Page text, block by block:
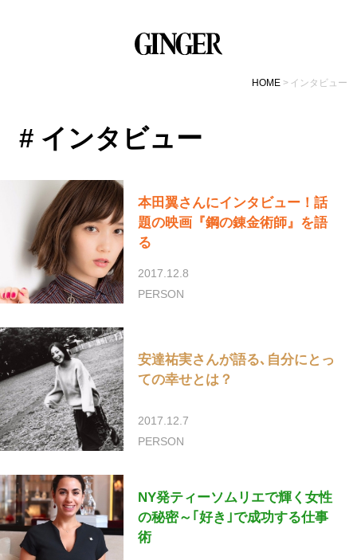
HOME インタビュー
# インタビュー
本田翼さんにインタビュー！話
題の映画『鋼の錬金術師』を語
る
2017.12.8
PERSON
安達祐実さんが語る､自分にとっ
ての幸せとは？
2017.12.7
PERSON
NY発ティーソムリエで輝く女性
の秘密～｢好き｣で成功する仕事
術